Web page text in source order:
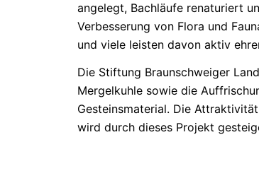
angelegt, Bachläufe renaturiert
Verbesserung von Flora und
und viele leisten davon aktiv
Die Stiftung Braunschweiger
Mergelkuhle sowie die
Gesteinsmaterial. Die
wird durch dieses Projekt